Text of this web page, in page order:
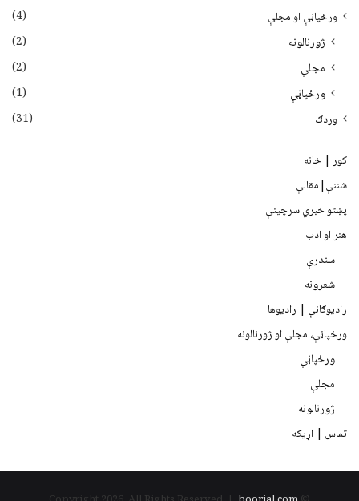
ورځپاڼې او مجلې
(4)
ژورنالونه
(2)
مجلې
(2)
ورځپاڼې
(1)
وردګ
(31)
کور | خانه
شننې|مقالې
پښتو خبري سرچينې
هنر او ادب
سندرې
شعرونه
رادیوګانې | رادیوها
ورځپاڼې، مجلې او ژورنالونه
ورځپاڼې
مجلې
ژورنالونه
تماس | اړیکه